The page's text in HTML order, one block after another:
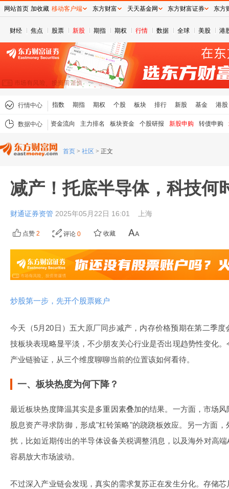
财经 焦点 股票 新股 期指 期权 行情 数据 全球 美股 港
行情中心 指数 期指 期权 个股 板块 排行 新股 基金 港股
数据中心 资金流向 主力排名 板块资金 个股研报 新股申购 转债申购
首页 > 社区 > 正文
减产！托底半导体，科技何
财通证券资管 2025年05月22日 16:01 上海
点赞 2 评论 0 收藏
炒股第一步，先开个股票账户
今天（5月20日）五大原厂同步减产，内存价格预期在第二季
技板块表现略显平淡，不少朋友关心行业是否出现趋势性变化
产业链验证，从三个维度聊聊当前的位置该如何看待。
一、板块热度为何下降？
最近板块热度降温其实是多重因素叠加的结果。一方面，市场
股息资产寻求防御，形成"杠铃策略"的跷跷板效应。另一方面
扰，比如近期传出的半导体设备关税调整消息，以及海外对高
容易放大市场波动。
不过深入产业链会发现，真实的需求复苏正在发生分化。存储
网站首页 加收藏 移动客户端 东方财富 天天基金网 东方财富证券 东方